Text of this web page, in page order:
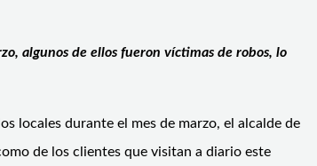
algunos de ellos fueron víctimas de robos, lo
locales durante el mes de marzo, el alcalde de
de los clientes que visitan a diario este